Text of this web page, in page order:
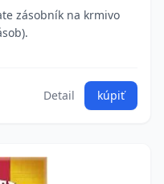
zásobník na krmivo
Detail kúpiť